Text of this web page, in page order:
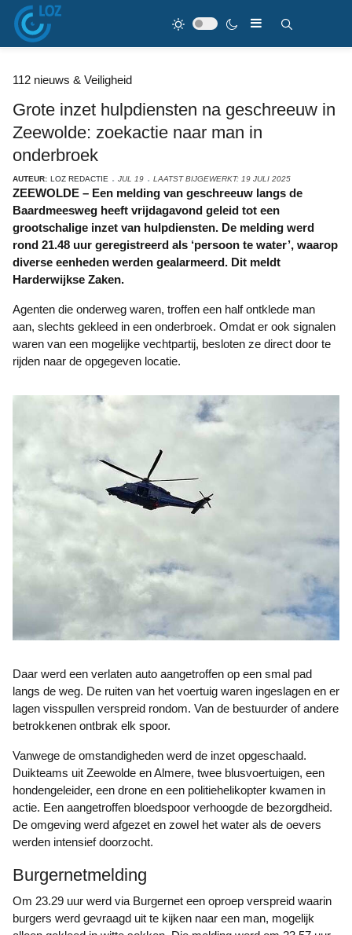
112 nieuws & Veiligheid
Grote inzet hulpdiensten na geschreeuw in
Zeewolde: zoekactie naar man in
onderbroek
AUTEUR: LOZ REDACTIE JUL 19 LAATST BIJGEWERKT: 19 JULI 2025
ZEEWOLDE – Een melding van geschreeuw langs de
Baardmeesweg heeft vrijdagavond geleid tot een
grootschalige inzet van hulpdiensten. De melding werd
rond 21.48 uur geregistreerd als ‘persoon te water’, waarop
diverse eenheden werden gealarmeerd. Dit meldt
Harderwijkse Zaken.
Agenten die onderweg waren, troffen een half ontklede man
aan, slechts gekleed in een onderbroek. Omdat er ook signalen
waren van een mogelijke vechtpartij, besloten ze direct door te
rijden naar de opgegeven locatie.
Daar werd een verlaten auto aangetroffen op een smal pad
langs de weg. De ruiten van het voertuig waren ingeslagen en er
lagen visspullen verspreid rondom. Van de bestuurder of andere
betrokkenen ontbrak elk spoor.
Vanwege de omstandigheden werd de inzet opgeschaald.
Duikteams uit Zeewolde en Almere, twee blusvoertuigen, een
hondengeleider, een drone en een politiehelikopter kwamen in
actie. Een aangetroffen bloedspoor verhoogde de bezorgdheid.
De omgeving werd afgezet en zowel het water als de oevers
werden intensief doorzocht.
Burgernetmelding
Om 23.29 uur werd via Burgernet een oproep verspreid waarin
burgers werd gevraagd uit te kijken naar een man, mogelijk